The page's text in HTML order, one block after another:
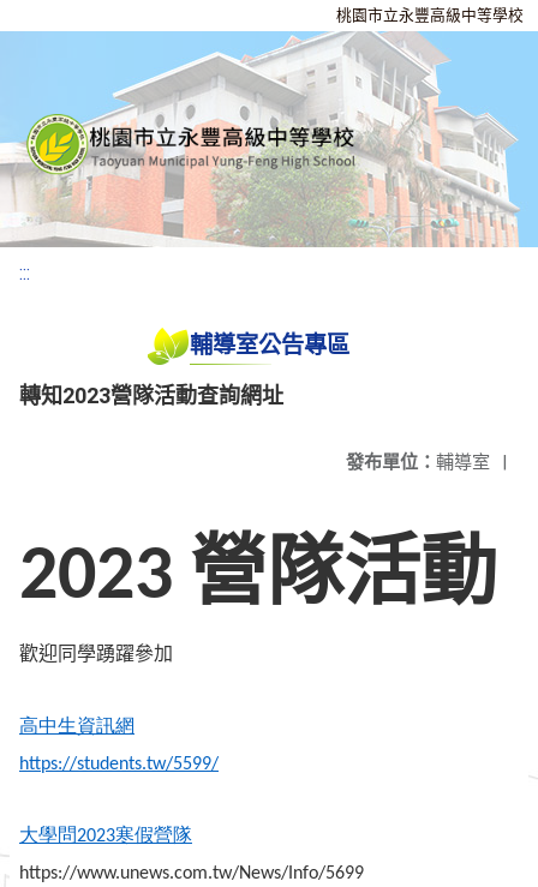
桃園市立永豐高級中等學校
:::
輔導室公告專區
轉知2023營隊活動查詢網址
發布單位： 輔導室 |
2023 營隊活動
歡迎同學踴躍參加
高中生資訊網
https://students.tw/5599/
大學問2023寒假營隊
https://www.unews.com.tw/News/Info/5699